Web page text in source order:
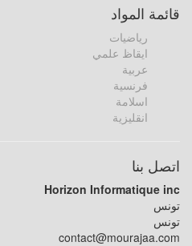
قائمة المواد
رياضيات
ايقاظ علمي
عربية
فرنسية
اسلامة
انقليزية
اتصل بنا
Horizon Informatique inc
تونس
تونس
contact@mourajaa.com